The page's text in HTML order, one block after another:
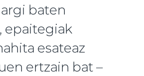
baten
epaitegiak
esateaz
ertzain bat –